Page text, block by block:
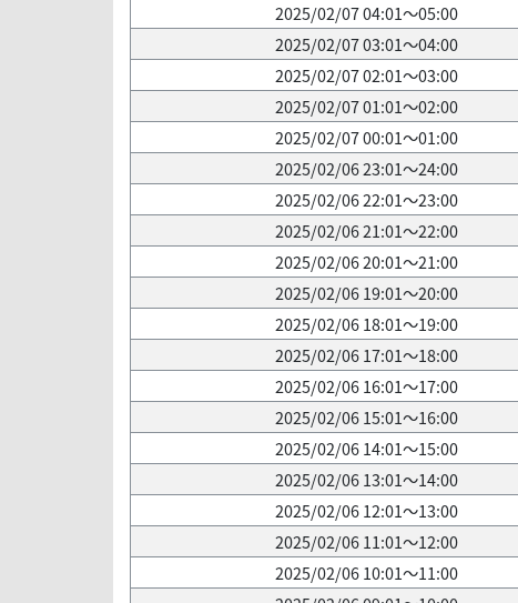
2025/02/07 04:01～05:00
2025/02/07 03:01～04:00
2025/02/07 02:01～03:00
2025/02/07 01:01～02:00
2025/02/07 00:01～01:00
2025/02/06 23:01～24:00
2025/02/06 22:01～23:00
2025/02/06 21:01～22:00
2025/02/06 20:01～21:00
2025/02/06 19:01～20:00
2025/02/06 18:01～19:00
2025/02/06 17:01～18:00
2025/02/06 16:01～17:00
2025/02/06 15:01～16:00
2025/02/06 14:01～15:00
2025/02/06 13:01～14:00
2025/02/06 12:01～13:00
2025/02/06 11:01～12:00
2025/02/06 10:01～11:00